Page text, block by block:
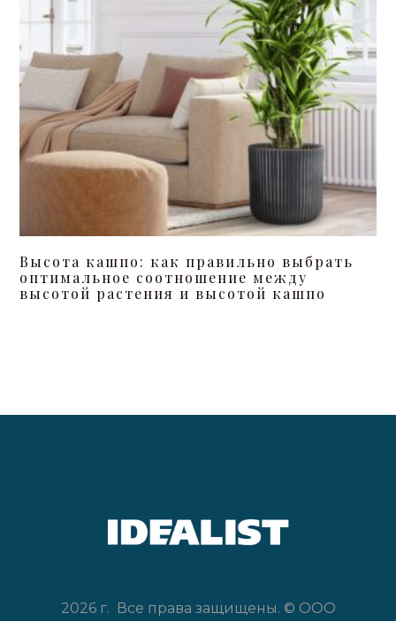
Высота кашпо: как правильно выбрать
оптимальное соотношение между
высотой растения и высотой кашпо
2026 г. Все права защищены. © ООО